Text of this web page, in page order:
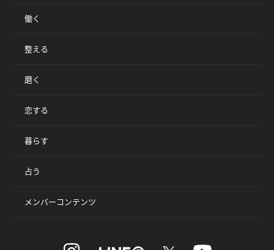
働く
整える
磨く
恋する
暮らす
占う
メンバーコンテンツ